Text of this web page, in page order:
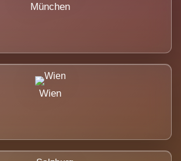
München
Wien